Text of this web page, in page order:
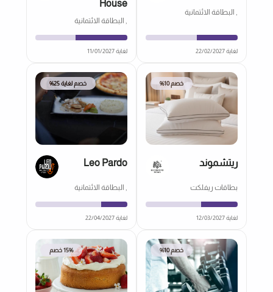
, البطاقة الائتمانية
لغاية 22/02/2027
House
, البطاقة الائتمانية
لغاية 11/01/2027
خصم 10%
ريتشموند
بطاقات ريفلكت
لغاية 12/03/2027
خصم لغاية 25%
Leo Pardo
, البطاقة الائتمانية
لغاية 22/04/2027
خصم 10% 15% خصم